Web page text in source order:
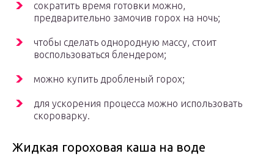
сократить время готовки можно,
предварительно замочив горох на ночь;
чтобы сделать однородную массу, стоит
воспользоваться блендером;
можно купить дробленый горох;
для ускорения процесса можно использовать
скороварку.
Жидкая гороховая каша на воде